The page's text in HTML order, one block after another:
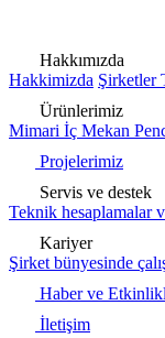
Hakkımızda
Hakkimizda Şirketler
Ürünlerimiz
Mimari İç Mekan
Projelerimiz
Servis ve destek
Teknik hesaplamalar
Kariyer
Şirket bünyesinde
Haber ve
İletişim